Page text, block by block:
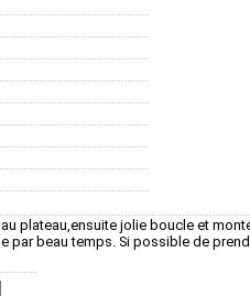
plateau,ensuite jolie boucle et
par beau temps. Si possible de